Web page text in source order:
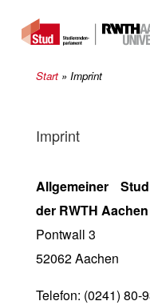
Start» Imprint
Imprint
Allgemeiner
der RWTH Aachen
Pontwall 3
52062 Aachen
Telefon: (0241) 80-